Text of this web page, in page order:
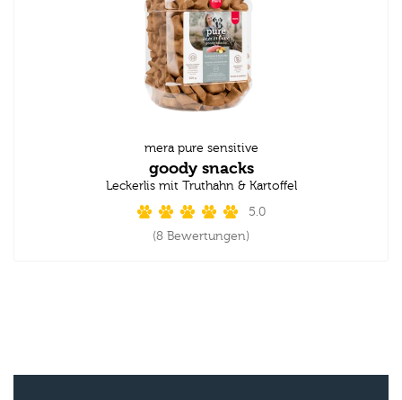
mera pure sensitive
goody snacks
Leckerlis mit Truthahn & Kartoffel
5.0
(8 Bewertungen)